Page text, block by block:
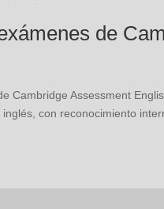
de
Cambridge Assessment
con reconocimiento